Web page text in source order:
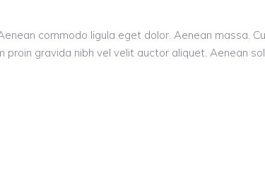
commodo ligula eget dolor. Aenean massa.
gravida nibh vel velit auctor aliquet. Aenean